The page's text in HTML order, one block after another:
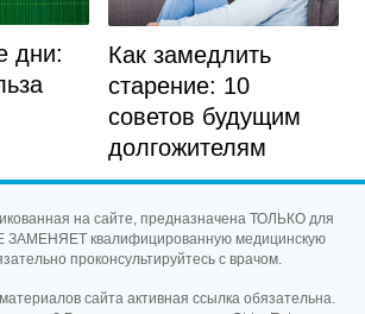
дни:
Как замедлить
старение: 10
советов будущим
долгожителям
на сайте, предназначена ТОЛЬКО для
ЗАМЕНЯЕТ квалифицированную медицинскую
проконсультируйтесь с врачом.
сайта активная ссылка обязательна.